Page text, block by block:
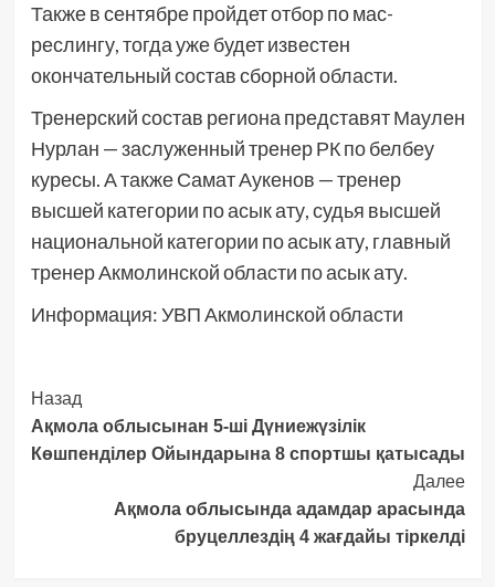
Также в сентябре пройдет отбор по мас-
реслингу, тогда уже будет известен
окончательный состав сборной области.
Тренерский состав региона представят Маулен
Нурлан — заслуженный тренер РК по белбеу
куресы. А также Самат Аукенов — тренер
высшей категории по асык ату, судья высшей
национальной категории по асык ату, главный
тренер Акмолинской области по асык ату.
Информация: УВП Акмолинской области
Post
Navigation
Назад
Ақмола облысынан 5-ші Дүниежүзілік
Көшпенділер Ойындарына 8 спортшы қатысады
Далее
Ақмола облысында адамдар арасында
бруцеллездің 4 жағдайы тіркелді